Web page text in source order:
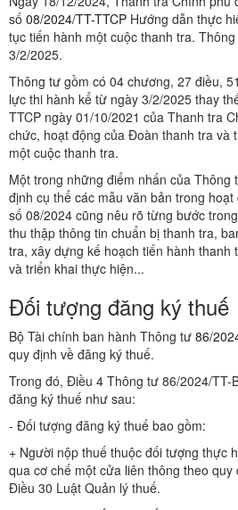
số 08/2024/TT-TTCP Hướng dẫn thực
tục tiến hành một cuộc thanh tra.
3/2/2025.
Thông tư gồm có 04 chương, 27 điều,
lực thi hành kể từ ngày 3/2/2025 thay
TTCP ngày 01/10/2021 của Thanh tra
chức, hoạt động của Đoàn thanh tra và
một cuộc thanh tra.
Một trong những điểm nhấn của Thông
định cụ thể các mẫu văn bản trong
số 08/2024 cũng nêu rõ từng bước
thu thập thông tin chuẩn bị thanh tra,
tra, xây dựng kế hoạch tiến hành thanh
và triển khai thực hiện...
Đối tượng đăng ký thuế
Bộ Tài chính ban hành Thông tư 86/
quy định về đăng ký thuế.
Trong đó, Điều 4 Thông tư 86/2024/TT-
đăng ký thuế như sau:
- Đối tượng đăng ký thuế bao gồm:
+ Người nộp thuế thuộc đối tượng thực
qua cơ chế một cửa liên thông theo quy
Điều 30 Luật Quản lý thuế.